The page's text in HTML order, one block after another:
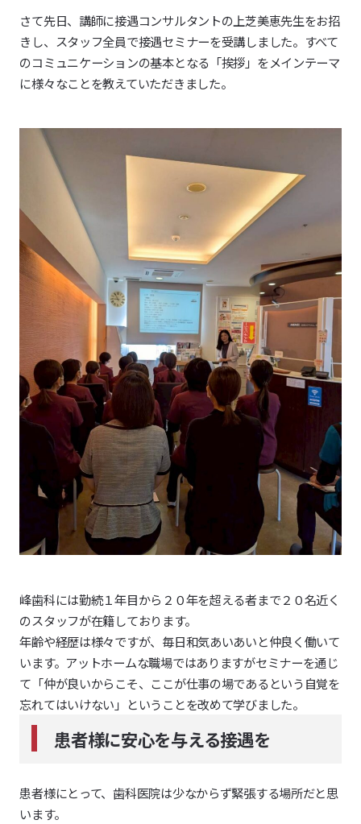
さて先日、講師に接遇コンサルタントの上芝美恵先生をお招
きし、スタッフ全員で接遇セミナーを受講しました。すべて
のコミュニケーションの基本となる「挨拶」をメインテーマ
に様々なことを教えていただきました。
峰歯科には勤続１年目から２０年を超える者まで２０名近く
のスタッフが在籍しております。
年齢や経歴は様々ですが、毎日和気あいあいと仲良く働いて
います。アットホームな職場ではありますがセミナーを通じ
て「仲が良いからこそ、ここが仕事の場であるという自覚を
忘れてはいけない」ということを改めて学びました。
患者様に安心を与える接遇を
患者様にとって、歯科医院は少なからず緊張する場所だと思
います。